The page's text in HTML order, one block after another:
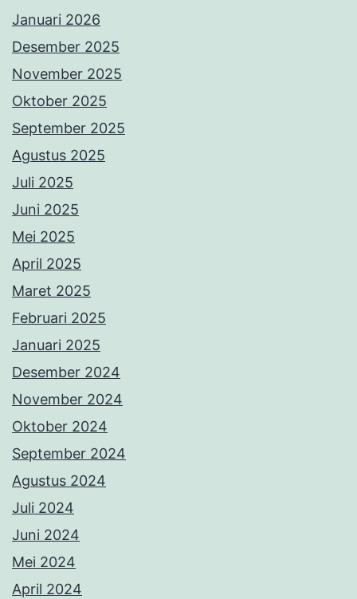
Januari 2026
Desember 2025
November 2025
Oktober 2025
September 2025
Agustus 2025
Juli 2025
Juni 2025
Mei 2025
April 2025
Maret 2025
Februari 2025
Januari 2025
Desember 2024
November 2024
Oktober 2024
September 2024
Agustus 2024
Juli 2024
Juni 2024
Mei 2024
April 2024